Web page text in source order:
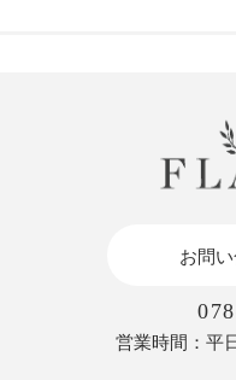
お問
営業時間：平